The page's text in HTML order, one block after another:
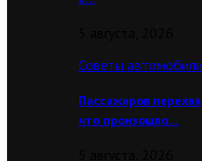
Советы
Пассажиров
что произошло…